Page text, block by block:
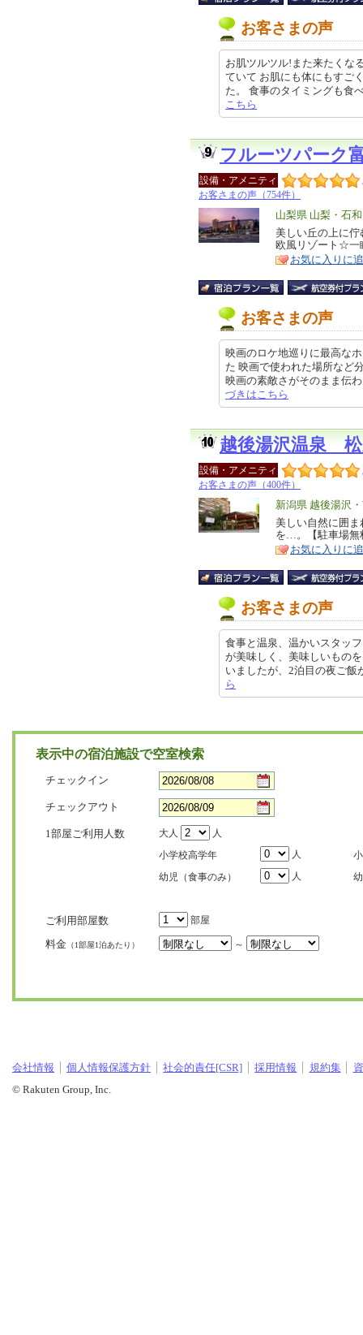
お客さまの声
お肌ツルツル!また来たくな
ていて お肌にも体にもすご
た。 食事のタイミングも
こちら
フルーツパーク
設備・アメニティ
お客さまの声（754件）
エ
リ
ア
山梨県 山梨・石
特
徴
美しい丘の上に
欧風リゾート☆一
お気に入りに
お客さまの声
映画のロケ地巡りに最高な
た 映画で使われた場所など
映画の素敵さがそのまま伝
づきはこちら
越後湯沢温泉 松
設備・アメニティ
お客さまの声（400件）
エ
リ
ア
新潟県 越後湯沢
特
徴
美しい自然に囲
を…。【駐車場無
お気に入りに
お客さまの声
食事と温泉、温かいスタッ
が美味しく、美味しいもの
いましたが、2泊目の夜ご
ら
表示中の宿泊施設で空室検索
チェックイン
チェックアウト
1部屋ご利用人数 大人
人
小学校高学年
人
幼児（食事のみ）
人
ご利用部屋数 部屋
料金 （1部屋1泊あたり） ～
会社情報 個人情報保護方針 社会的責任[CSR] 採用情報 規約集
© Rakuten Group, Inc.